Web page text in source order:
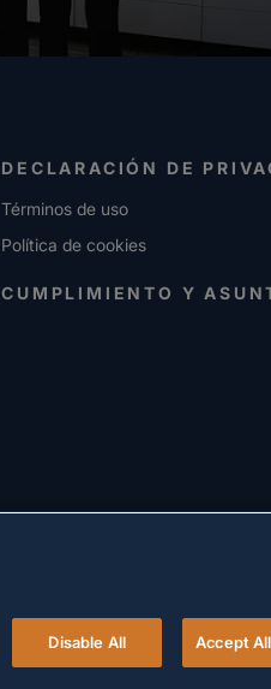
DECLARACIÓN DE
Términos de uso
Política de cookies
CUMPLIMIENTO Y
© 2026
Disable All Accept